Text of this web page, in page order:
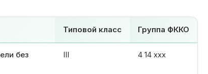
Типовой класс Группа ФККО
без
III 4 14 ххх